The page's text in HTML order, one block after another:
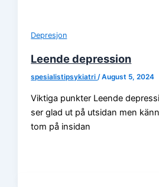
Depresjon
Leende depression
spesialistipsykiatri/August 5, 2024
Viktiga punkter Leende
ser glad ut på utsidan men
tom på insidan